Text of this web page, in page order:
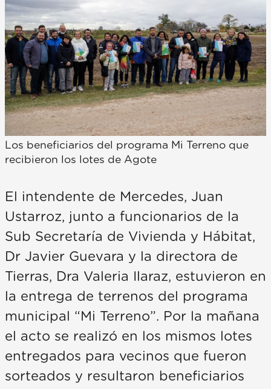
Los beneficiarios del programa Mi Terreno que
recibieron los lotes de Agote
El intendente de Mercedes, Juan
Ustarroz, junto a funcionarios de la
Sub Secretaría de Vivienda y Hábitat,
Dr Javier Guevara y la directora de
Tierras, Dra Valeria Ilaraz, estuvieron en
la entrega de terrenos del programa
municipal “Mi Terreno”. Por la mañana
el acto se realizó en los mismos lotes
entregados para vecinos que fueron
sorteados y resultaron beneficiarios